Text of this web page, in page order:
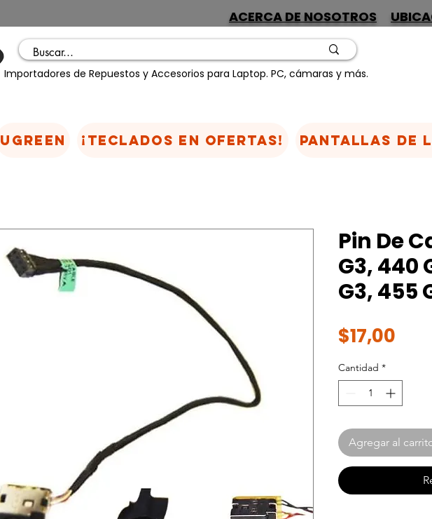
ACERCA DE NOSOTROS
Importadores de Repuestos y Accesorios para Laptop. PC, cámaras y más.
Pin De
G3, 440
G3, 455
$17,00
Cantidad *
Agregar al
UGREEN ¡TECLADOS EN OFERTAS! Pantallas de